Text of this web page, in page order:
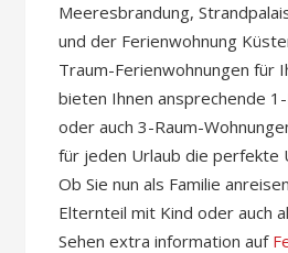
Meeresbrandung,
und der Ferienwohnung
Traum-Ferienwohnungen für
bieten Ihnen ansprechende
oder auch 3-Raum-
für jeden Urlaub die perfekte
Ob Sie nun als Familie
Elternteil mit Kind oder auch
Sehen extra information auf